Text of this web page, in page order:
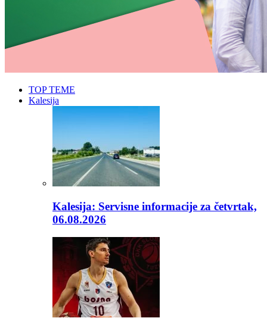
TOP TEME
Kalesija
Kalesija: Servisne informacije za četvrtak,
06.08.2026